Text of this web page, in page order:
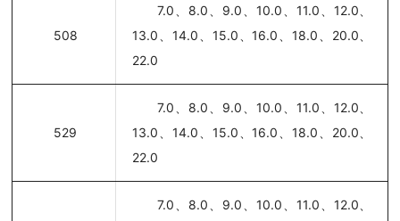
508
7.0、8.0、9.0、10.0、11.0、12.0、
13.0、14.0、15.0、16.0、18.0、20.0、
22.0
529
7.0、8.0、9.0、10.0、11.0、12.0、
13.0、14.0、15.0、16.0、18.0、20.0、
22.0
7.0、8.0、9.0、10.0、11.0、12.0、